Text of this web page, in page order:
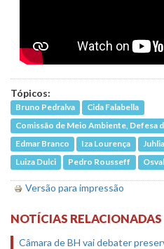
Tópicos:
Bruno Pedralva
Cida Falabella
Comissão de Meio Ambiente, Defesa
Edmar Branco
Iza Lourença
Luiza Dulci
Pedro Rousseff
Versão para impressão
NOTÍCIAS RELACIONADAS
Câmara de BH vai debater